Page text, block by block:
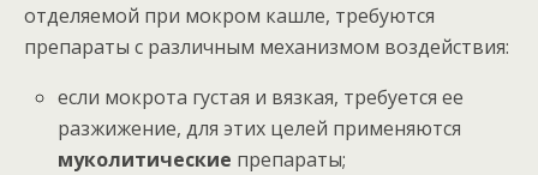
отделяемой при мокром кашле, требуются
препараты с различным механизмом воздействия:
если мокрота густая и вязкая, требуется ее
разжижение, для этих целей применяются
муколитические препараты;